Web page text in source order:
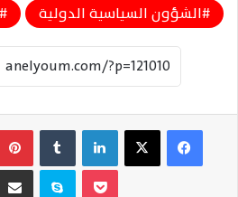
الشؤون السياسية الدولية
فيسبوك ‫X لينكدإن
سكايب